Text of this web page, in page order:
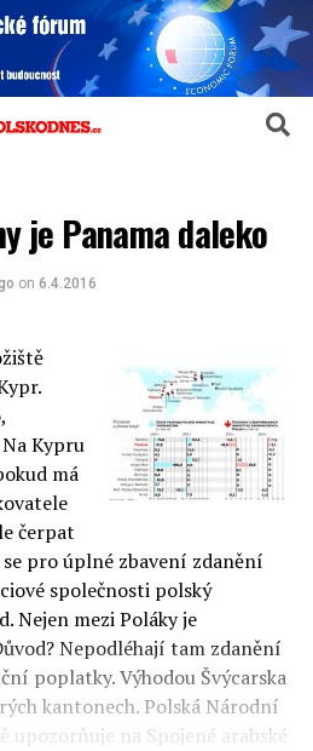
je Panama daleko
on 6.4.2016
Kypru
má
čerpat
pro úplné zbavení zdanění
společnosti polský
Nejen mezi Poláky je
Nepodléhají tam zdanění
poplatky.Výhodou Švýcarska
kantonech. Polská Národní
upozorňuje na Spojené arabské